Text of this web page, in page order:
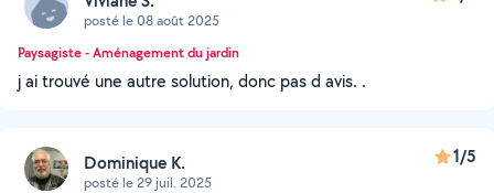
posté le 08 août 2025
Paysagiste - Aménagement du jardin
j ai trouvé une autre solution, donc pas d avis. .
Dominique K.
posté le 29 juil. 2025
1/5